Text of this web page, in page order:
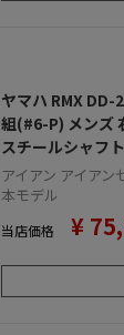
ヤマハ RMX DD-
組(#6-P) メンズ
スチールシャフ
26年モデル 日本
アイアン アイア
本モデル
当店価格 ¥